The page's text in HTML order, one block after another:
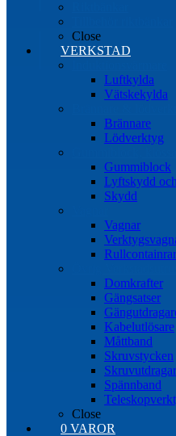
Close
VERKSTAD
Luftkylda
Vätskekylda
Brännare
Lödverktyg
Gummiblock
Lyftskydd
Skydd
Vagnar
Rullcontainrar
Domkrafter
Gängsatser
Kabelutlösare
Måttband
Skruvstycken
Spännband
Close
0 VAROR